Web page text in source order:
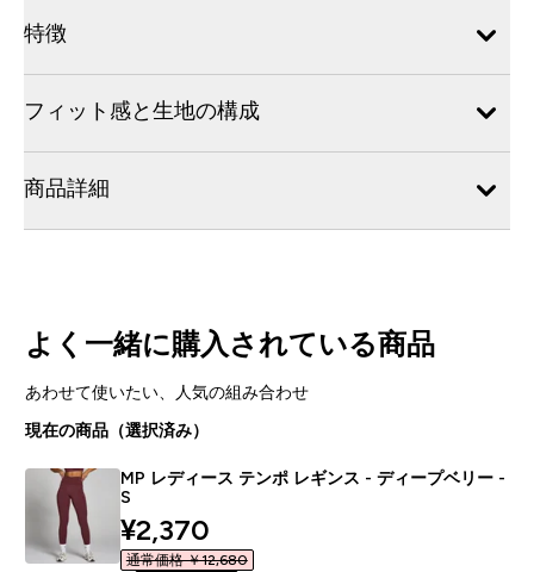
特徴
フィット感と生地の構成
商品詳細
よく一緒に購入されている商品
あわせて使いたい、人気の組み合わせ
現在の商品（選択済み）
MP レディース テンポ レギンス - ディープベリー -
S
discounted price
¥2,370‎
通常価格 ￥12,680‎